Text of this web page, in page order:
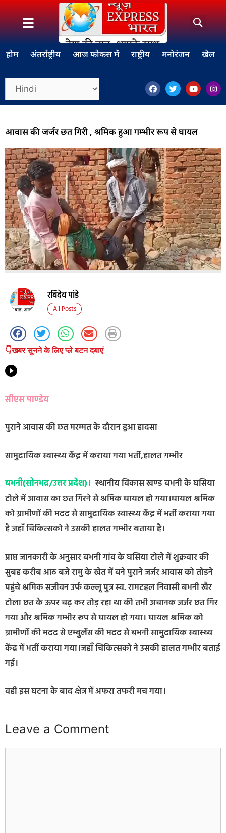
होम अंतर्राष्ट्रीय आज फोकस में राष्ट्रीय मनोरंजन खेल
आवास की जर्जर छत गिरी , श्रमिक हुआ गम्भीर रूप से घायल
रविदेव पांडे
All Posts
👇खबर सुनने के लिए प्ले बटन दबाएं
सीएस पाण्डेय
पुराने आवास की छत मरम्मत के दौरान हुआ हादसा
सामुदायिक स्वास्थ्य केंद्र में कराया गया भर्ती,हालत गम्भीर
बभनी(सोनभद्र/उत्तर प्रदेश)। स्थानीय विकास खण्ड बभनी के घसिया
टोले में आवास का छत गिरने से श्रमिक घायल हो गया।घायल श्रमिक
को ग्रामीणों की मदद से सामुदायिक स्वास्थ्य केंद्र में भर्ती कराया गया
है जहाँ चिकित्सको ने उसकी हालत गम्भीर बताया है।
प्राप्त जानकारी के अनुसार बभनी गांव के घसिया टोले में शुक्रवार की
सुबह करीब आठ बजे रामु के खेत में बने पुराने जर्जर आवास को तोडने
पहुंचे श्रमिक सजीवन उर्फ कल्लू पुत्र स्व. रामटहल निवासी बभनी खैर
टोला छत के ऊपर चढ़ कर तोड़ रहा था की तभी अचानक जर्जर छत गिर
गया और श्रमिक गम्भीर रूप से घायल हो गया। घायल श्रमिक को
ग्रामीणों की मदद से एम्बुलेंस की मदद से बभनी सामुदायिक स्वास्थ्य
केंद्र में भर्ती कराया गया।जहाँ चिकित्सको ने उसकी हालत गम्भीर बताई
गई।
वही इस घटना के बाद क्षेत्र में अफरा तफरी मच गया।
Leave a Comment